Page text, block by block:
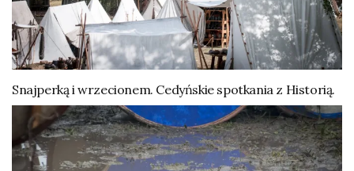
Snajperką i wrzecionem. Cedyńskie spotkania z Historią.